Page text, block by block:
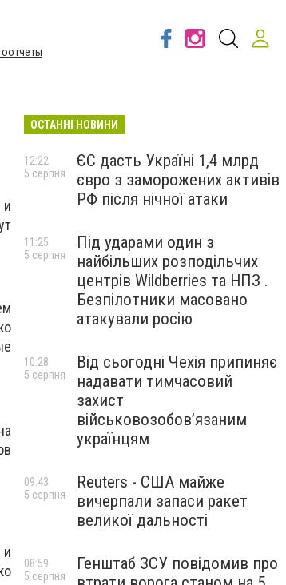
и
ОСТАННІ НОВИНИ
ЄС дасть Україні 1,4 млрд
євро з заморожених активів
РФ після нічної атаки
12:22
5 серпня
Під ударами один з
найбільших розподільчих
центрів Wildberries та НПЗ .
Безпілотники масовано
атакували росію
11:25
5 серпня
Від сьогодні Чехія припиняє
надавати тимчасовий
захист
військовозобов’язаним
українцям
10:28
5 серпня
Reuters - США майже
вичерпали запаси ракет
великої дальності
09:43
5 серпня
Генштаб ЗСУ повідомив про
08:59
5 серпня